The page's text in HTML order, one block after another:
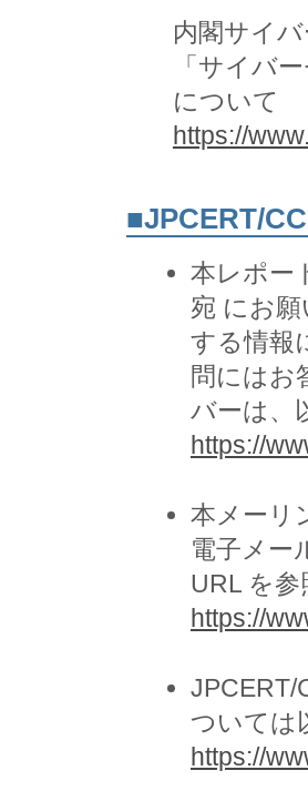
内閣サイ
「サイバ
について
https://
■JPCERT/
本レポー
宛 にお
する情報
問にはお
バーは、
https://
本メーリ
電子メー
URL を
https://
JPCERT/
ついては
https://